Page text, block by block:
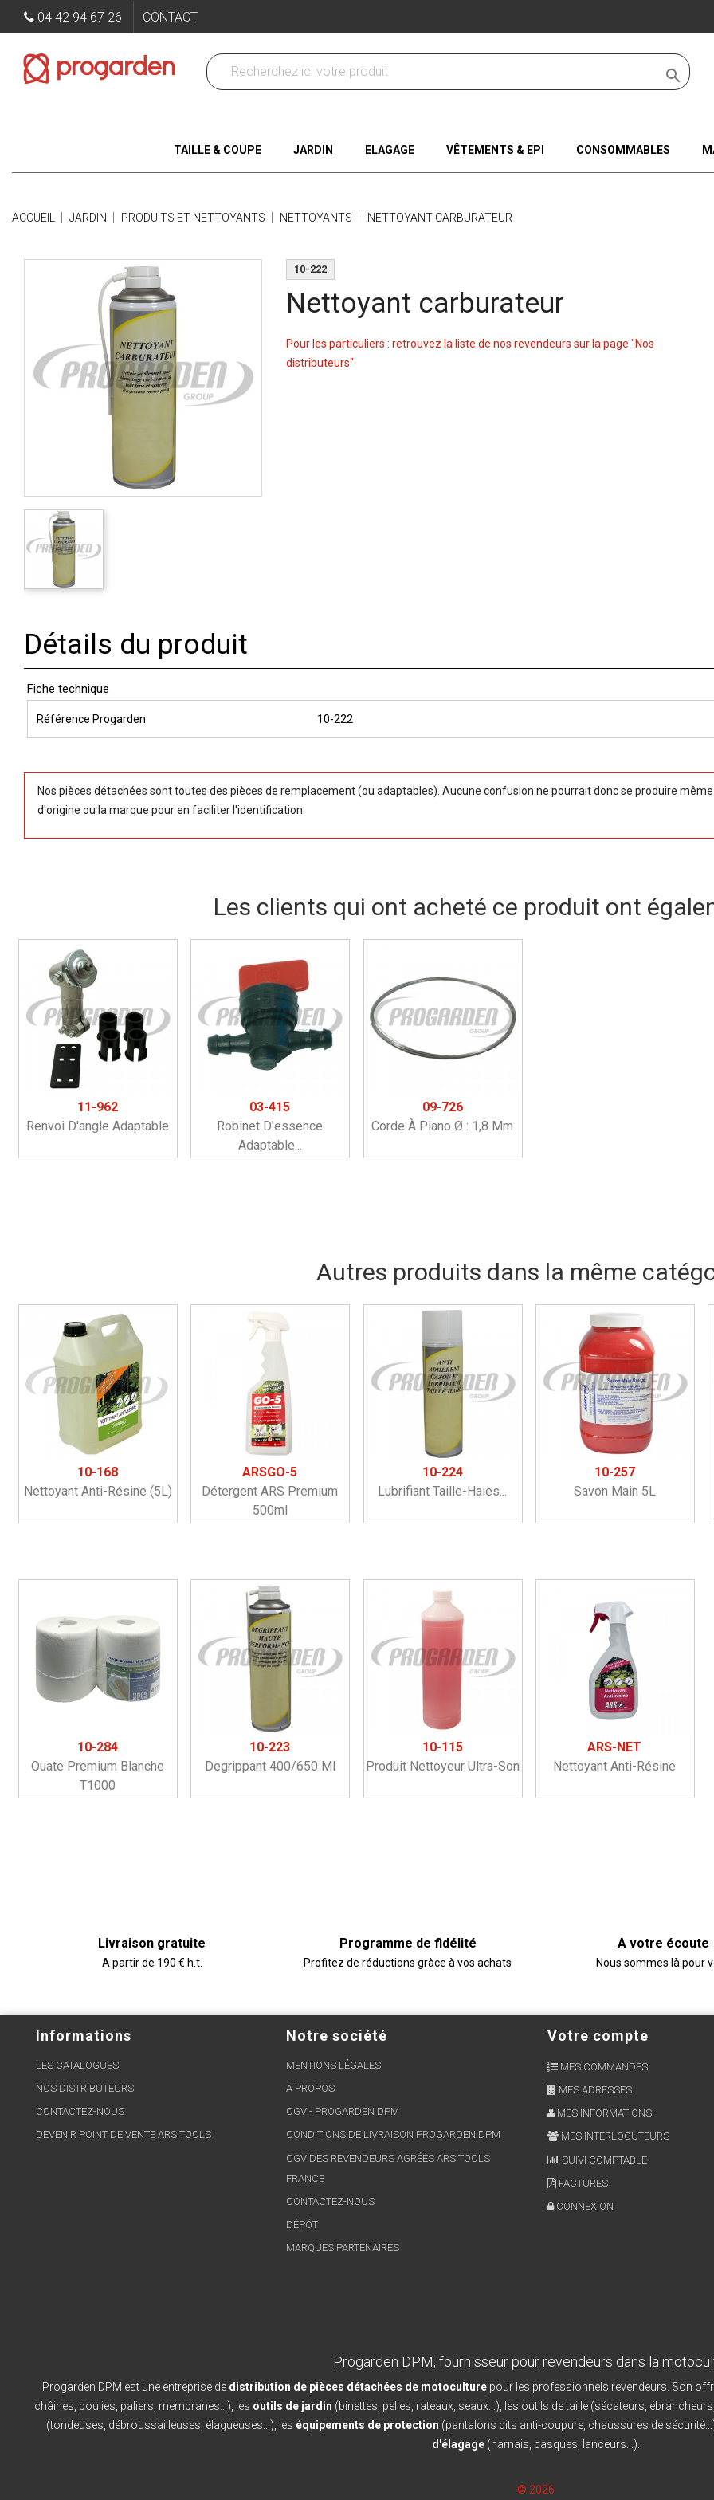
04 42 94 67 26 CONTACT

TAILLE & COUPE JARDIN ELAGAGE VÊTEMENTS & EPI CONSOMMABLES
ACCUEIL JARDIN PRODUITS ET NETTOYANTS NETTOYANTS NETTOYANT CARBURATEUR
10-222
Nettoyant carburateur
Pour les particuliers : retrouvez la liste de nos revendeurs sur la page "Nos
distributeurs"
Détails du produit
Fiche technique
Référence Progarden 10-222
Nos pièces détachées sont toutes des pièces de remplacement (ou adaptables). Aucune confusion ne pourrait donc se produire
d'origine ou la marque pour en faciliter l'identification.
Les clients qui ont acheté ce produit ont
11-962
Renvoi D'angle Adaptable
03-415
Robinet D'essence
Adaptable...
09-726
Corde À Piano Ø : 1,8 Mm
Autres produits dans la même
10-168
Nettoyant Anti-Résine (5L)
ARSGO-5
Détergent ARS Premium
500ml
10-224
Lubrifiant Taille-Haies...
10-257
Savon Main 5L
10-284
Ouate Premium Blanche
T1000
10-223
Degrippant 400/650 Ml
10-115
Produit Nettoyeur Ultra-Son
ARS-NET
Nettoyant Anti-Résine
Livraison gratuite
A partir de 190 € h.t.
Programme de fidélité
Profitez de réductions gràce à vos achats
A votre écoute
Nous sommes là pour
Informations
LES CATALOGUES
NOS DISTRIBUTEURS
CONTACTEZ-NOUS
DEVENIR POINT DE VENTE ARS TOOLS
Notre société
MENTIONS LÉGALES
A PROPOS
CGV - PROGARDEN DPM
CONDITIONS DE LIVRAISON PROGARDEN DPM
CGV DES REVENDEURS AGRÉÉS ARS TOOLS
FRANCE
CONTACTEZ-NOUS
DÉPÔT
MARQUES PARTENAIRES
Votre compte
MES COMMANDES
MES ADRESSES
MES INFORMATIONS
MES INTERLOCUTEURS
SUIVI COMPTABLE
FACTURES
CONNEXION
Progarden DPM, fournisseur pour revendeurs dans la
Progarden DPM est une entreprise de distribution de pièces détachées de motoculturepour les professionnels revendeurs. Son
châines, poulies, paliers, membranes...), les outils de jardin (binettes, pelles, rateaux, seaux...), les outils de taille (sécateurs,
(tondeuses, débroussailleuses, élagueuses...), les équipements de protection (pantalons dits anti-coupure, chaussures de
d'élagage(harnais, casques, lanceurs...).
© 2026